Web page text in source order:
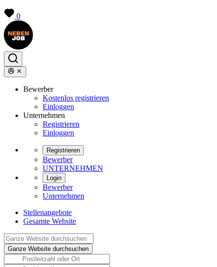
0
Bewerber
Kostenlos registrieren
Einloggen
Unternehmen
Registrieren
Einloggen
Registrieren
Bewerber
UNTERNEHMEN
Login
Bewerber
Unternehmen
Stellenangebote
Gesamte Website